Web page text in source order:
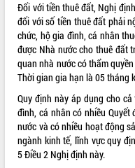
Đối với tiền thuê đất, Nghị
đối với số tiền thuê đất phải
chức, hộ gia đình, cá nhân
được Nhà nước cho thuê đất
quan nhà nước có thẩm
Thời gian gia hạn là 05 tháng
Quy định này áp dụng cho
đình, cá nhân có nhiều
nước và có nhiều hoạt động
ngành kinh tế, lĩnh vực quy
5 Điều 2 Nghị định này.